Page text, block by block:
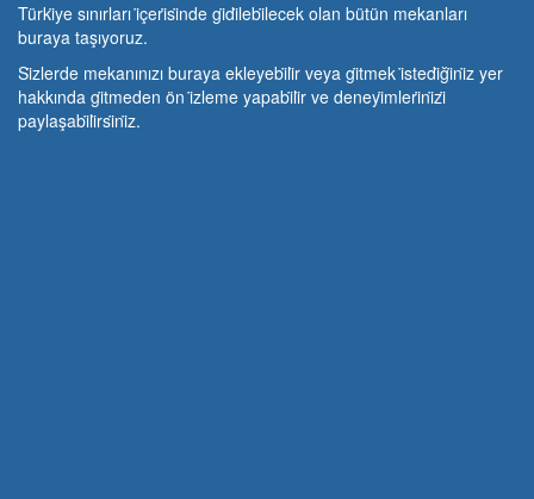
Türki̇ye sınırları i̇çeri̇si̇nde gi̇di̇lebi̇lecek olan bütün mekanları
buraya taşıyoruz.
Si̇zlerde mekanınızı buraya ekleyebi̇li̇r veya gi̇tmek i̇stedi̇ği̇ni̇z yer
hakkında gi̇tmeden ön i̇zleme yapabi̇li̇r ve deneyi̇mleri̇ni̇zi̇
paylaşabi̇li̇rsi̇ni̇z.